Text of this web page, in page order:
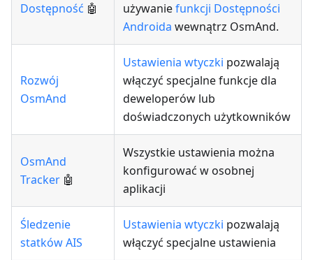
Dostępność 🤖
używaniefunkcji Dostępności
Androida wewnątrz OsmAnd.
Rozwój
OsmAnd
Ustawienia wtyczki pozwalają
włączyć specjalne funkcje dla
deweloperów lub
doświadczonych użytkowników
OsmAnd
Tracker 🤖
Wszystkie ustawienia można
konfigurować w osobnej
aplikacji
Śledzenie
statków AIS
Ustawienia wtyczki pozwalają
włączyć specjalne ustawienia